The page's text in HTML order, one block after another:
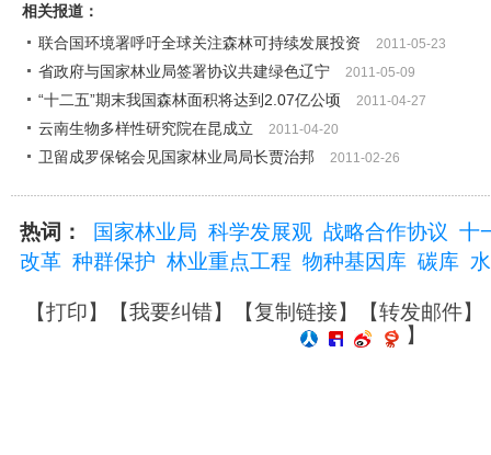
相关报道：
联合国环境署呼吁全球关注森林可持续发展投资
2011-05-23
省政府与国家林业局签署协议共建绿色辽宁 2011-05-09
“十二五”期末我国森林面积将达到2.07亿公顷 2011-04-27
云南生物多样性研究院在昆成立 2011-04-20
卫留成罗保铭会见国家林业局局长贾治邦 2011-02-26
热词： 国家林业局 科学发展观 战略合作协议 十
改革 种群保护 林业重点工程 物种基因库 碳库
【打印】【我要纠错】【复制链接】【转发邮件】
】